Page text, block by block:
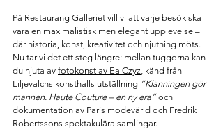
På Restaurang Galleriet vill vi att varje besök ska
vara en maximalistisk men elegant upplevelse –
där historia, konst, kreativitet och njutning möts.
Nu tar vi det ett steg längre: mellan tuggorna kan
du njuta av fotokonst av Ea Czyz, känd från
Liljevalchs konsthalls utställning ”Klänningen gör
mannen. Haute Couture – en ny era” och
dokumentation av Paris modevärld och Fredrik
Robertssons spektakulära samlingar.